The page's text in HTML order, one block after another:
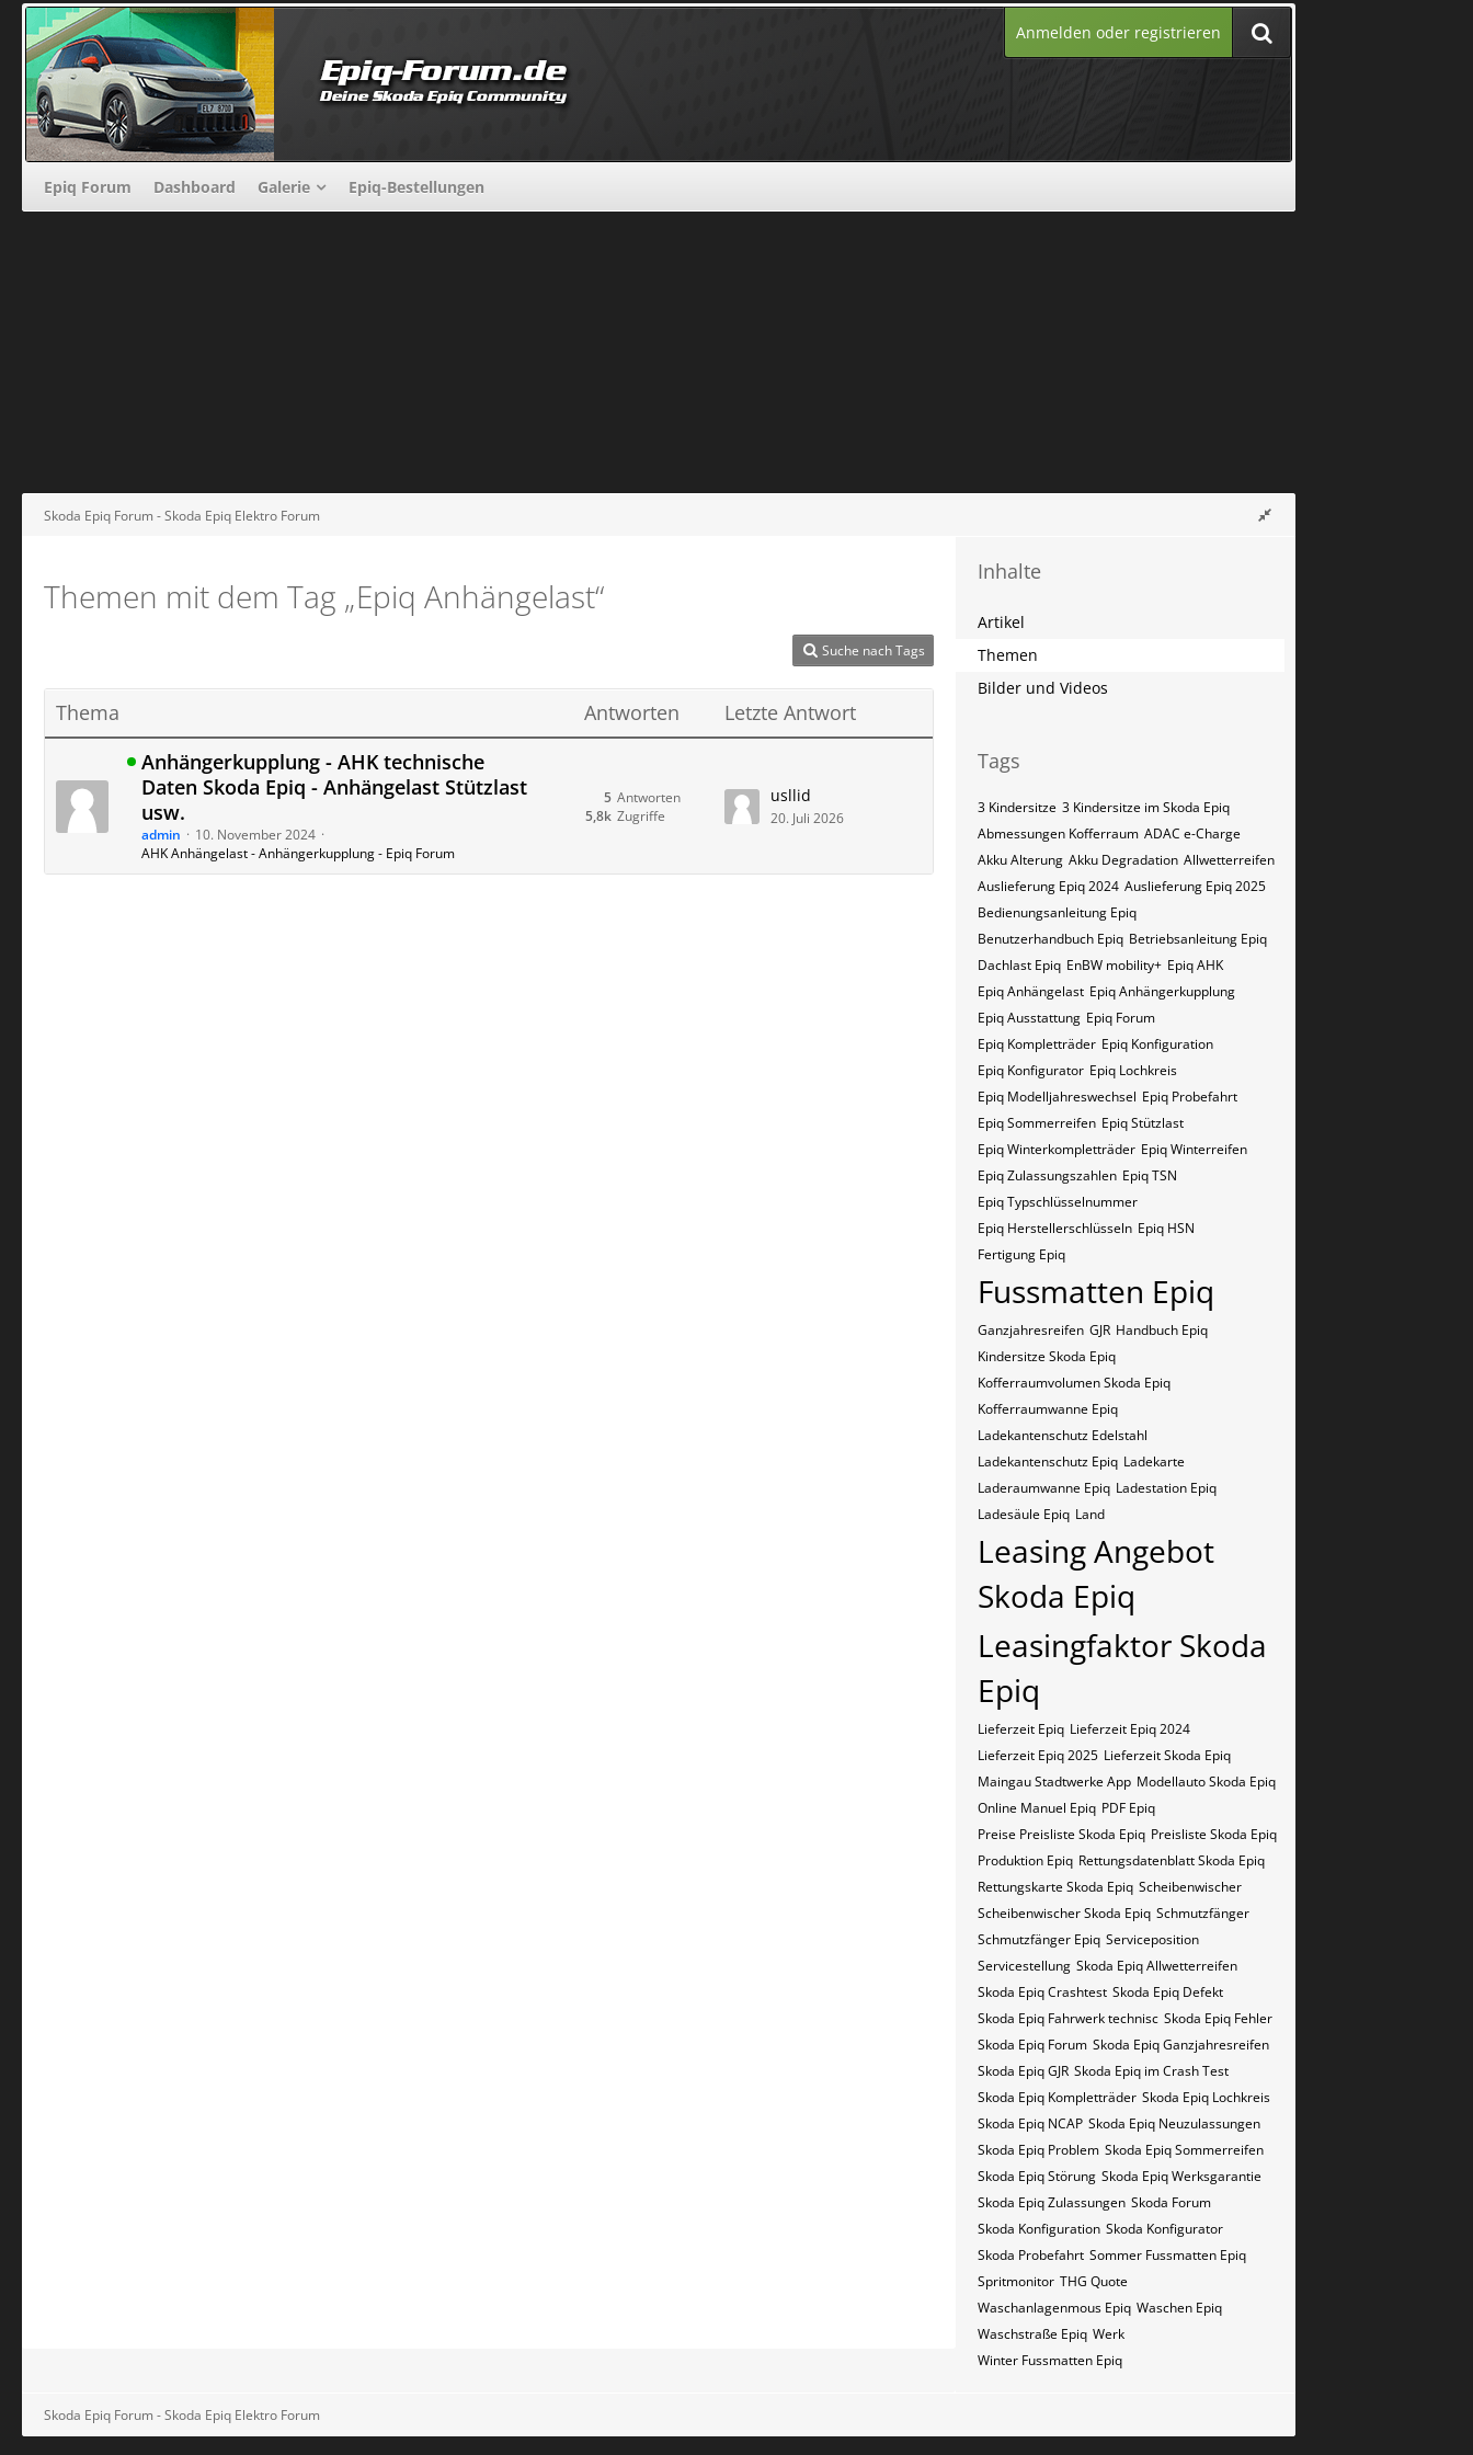
Anmelden oder registrieren
Epiq Forum Dashboard Galerie Epiq-Bestellungen
Skoda Epiq Forum - Skoda Epiq Elektro Forum
Themen mit dem Tag „Epiq Anhängelast“
Suche nach Tags
Thema Antworten
Letzte Antwort
Anhängerkupplung - AHK technische
Daten Skoda Epiq - Anhängelast Stützlast
usw.
admin
10. November 2024
AHK Anhängelast - Anhängerkupplung - Epiq Forum
Antworten
5
Zugriffe
5,8k
usllid
20. Juli 2026
Inhalte
Artikel
Themen
Bilder und Videos
Tags
3 Kindersitze 3 Kindersitze im Skoda Epiq
Abmessungen Kofferraum ADAC e-Charge
Akku Alterung Akku Degradation Allwetterreifen
Auslieferung Epiq 2024 Auslieferung Epiq 2025
Bedienungsanleitung Epiq
Benutzerhandbuch Epiq Betriebsanleitung Epiq
Dachlast Epiq EnBW mobility+ Epiq AHK
Epiq Anhängelast Epiq Anhängerkupplung
Epiq Ausstattung Epiq Forum
Epiq Kompletträder Epiq Konfiguration
Epiq Konfigurator Epiq Lochkreis
Epiq Modelljahreswechsel Epiq Probefahrt
Epiq Sommerreifen Epiq Stützlast
Epiq Winterkompletträder Epiq Winterreifen
Epiq Zulassungszahlen Epiq​​​​ TSN
Epiq​​​​ Typschlüsselnummer
Epiq​​​​​ Herstellerschlüsseln Epiq​​​​​ HSN
Fertigung Epiq
Fussmatten Epiq
Ganzjahresreifen GJR Handbuch Epiq
Kindersitze Skoda Epiq
Kofferraumvolumen Skoda Epiq
Kofferraumwanne Epiq
Ladekantenschutz Edelstahl
Ladekantenschutz Epiq Ladekarte
Laderaumwanne Epiq Ladestation Epiq
Ladesäule Epiq Land
Leasing Angebot
Skoda Epiq
Leasingfaktor Skoda
Epiq
Lieferzeit Epiq Lieferzeit Epiq 2024
Lieferzeit Epiq 2025 Lieferzeit Skoda Epiq
Maingau Stadtwerke App Modellauto Skoda Epiq
Online Manuel Epiq PDF Epiq
Preise Preisliste Skoda Epiq Preisliste Skoda Epiq
Produktion Epiq Rettungsdatenblatt Skoda Epiq
Rettungskarte Skoda Epiq Scheibenwischer
Scheibenwischer Skoda​ Epiq Schmutzfänger
Schmutzfänger Epiq Serviceposition
Servicestellung Skoda Epiq Allwetterreifen
Skoda Epiq Crashtest Skoda Epiq Defekt
Skoda Epiq Fahrwerk technisc Skoda Epiq Fehler
Skoda Epiq Forum Skoda Epiq Ganzjahresreifen
Skoda Epiq GJR Skoda Epiq im Crash Test
Skoda Epiq Kompletträder Skoda Epiq Lochkreis
Skoda Epiq NCAP Skoda Epiq Neuzulassungen
Skoda Epiq Problem Skoda Epiq Sommerreifen
Skoda Epiq Störung Skoda Epiq Werksgarantie
Skoda Epiq Zulassungen Skoda Forum
Skoda Konfiguration Skoda Konfigurator
Skoda Probefahrt Sommer Fussmatten Epiq
Spritmonitor THG Quote
Waschanlagenmous Epiq Waschen Epiq
Waschstraße Epiq Werk
Winter Fussmatten Epiq
Skoda Epiq Forum - Skoda Epiq Elektro Forum